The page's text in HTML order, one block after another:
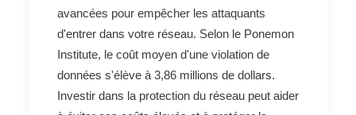
avancées pour empêcher les attaquants
d'entrer dans votre réseau. Selon le Ponemon
Institute, le coût moyen d'une violation de
données s'élève à 3,86 millions de dollars.
Investir dans la protection du réseau peut aider